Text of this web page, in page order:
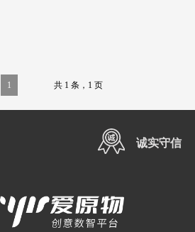
1 共 1 条，1 页
诚实守信